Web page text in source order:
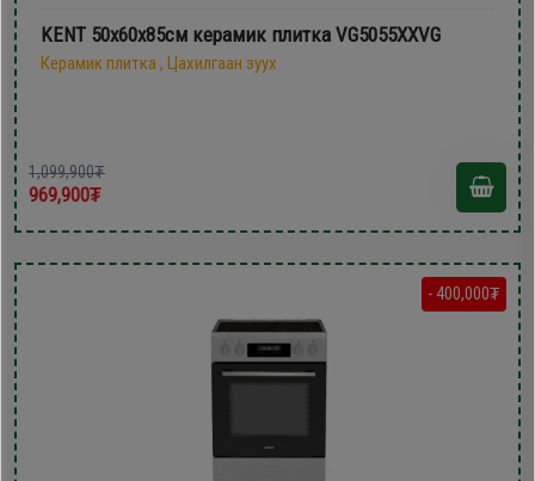
KENT 50х60x85см керамик плитка VG5055XXVG
Керамик плитка , Цахилгаан зуух
1,099,900₮
969,900₮
- 400,000₮